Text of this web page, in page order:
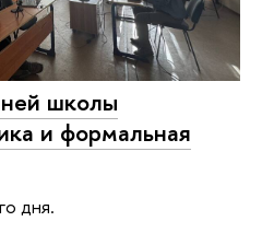
школы
и формальная
дня.